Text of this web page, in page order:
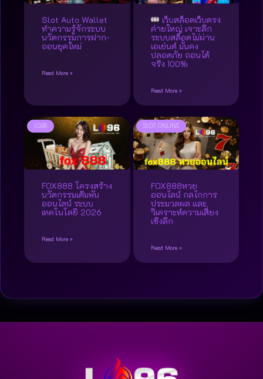
Slot Auto Wallet
ทำความรู้จักระบบ
นวัตกรรมการฝาก-
ถอนยุคใหม่
Read More »
เว็บสล็อตเว็บตรง
ค่ายใหญ่ เจาะลึก
ระบบสล็อตไม่ผ่าน
เอเย่นต์ มั่นคง
ปลอดภัย ถอนได้
จริง 100%
Read More »
LG96
FOX888 โครงสร้าง
นวัตกรรมเดิมพัน
ออนไลน์ ระบบ
เทคโนโลยี 2026
Read More »
SLOT ONLINE
FOX888หวย
ออนไลน์ กลไกการ
ประมวลผล และ
วิเคราะห์ความเสี่ยง
เชิงลึก
Read More »